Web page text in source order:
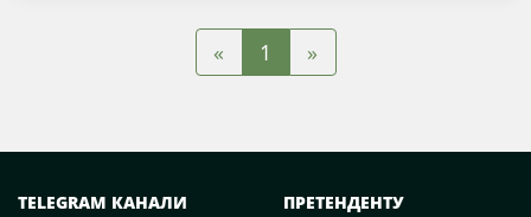
« 1 »
TELEGRAM КАНАЛИ
ПРЕТЕНДЕНТУ